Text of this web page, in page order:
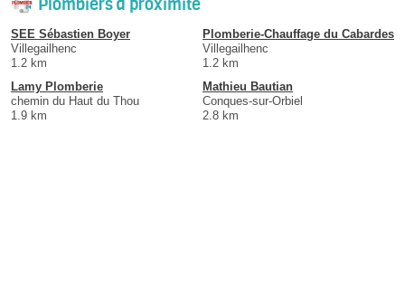
Plombiers à proximité
SEE Sébastien Boyer
Villegailhenc
1.2 km
Plomberie-Chauffage du Cabardes
Villegailhenc
1.2 km
Lamy Plomberie
chemin du Haut du Thou
1.9 km
Mathieu Bautian
Conques-sur-Orbiel
2.8 km